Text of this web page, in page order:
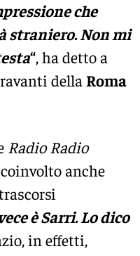
che
straniero. Non mi
“, ha detto a
della Roma
Radio Radio
anche
è Sarri. Lo dico
in effetti,